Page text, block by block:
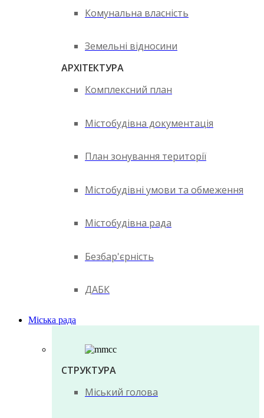
Комунальна власність
Земельні відносини
АРХІТЕКТУРА
Комплексний план
Містобудівна документація
План зонування території
Містобудівні умови та обмеження
Містобудівна рада
Безбар'єрність
ДАБК
Міська рада
СТРУКТУРА
Міський голова